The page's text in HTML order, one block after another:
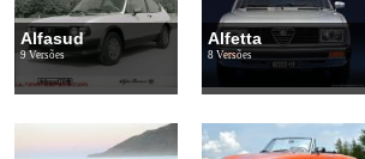
Alfasud
9 Versões
Alfetta
8 Versões